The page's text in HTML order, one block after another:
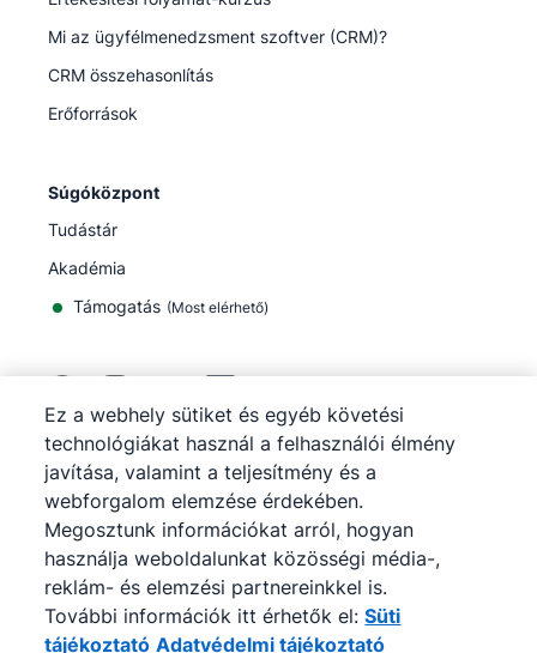
Mi az ügyfélmenedzsment szoftver (CRM)?
CRM összehasonlítás
Erőforrások
Súgóközpont
Tudástár
Akadémia
Támogatás (Most elérhető)
©2026Pipedrive
Pipedrive
Szolgáltatási feltételek
Pipedrive
Adatvédelmi tájékoztató
Webhelytérkép
Sütiértesítés
Cookie-beállítások
A Pipedrive egy webalapú értékesítési CRM.
Ez a webhely sütiket és egyéb követési
technológiákat használ a felhasználói élmény
javítása, valamint a teljesítmény és a
webforgalom elemzése érdekében.
Megosztunk információkat arról, hogyan
használja weboldalunkat közösségi média-,
reklám- és elemzési partnereinkkel is.
További információk itt érhetők el: Süti
tájékoztató Adatvédelmi tájékoztató